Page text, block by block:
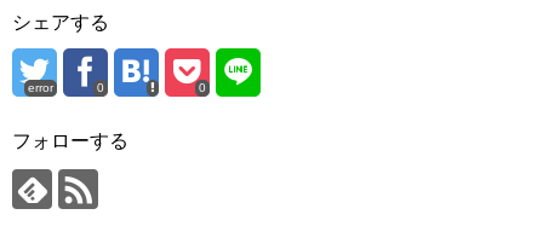
シェアする
error 0 0
フォローする